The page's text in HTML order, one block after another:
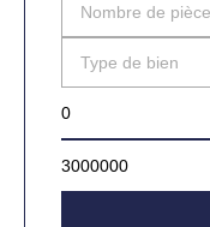
Nombre de
Type de bien